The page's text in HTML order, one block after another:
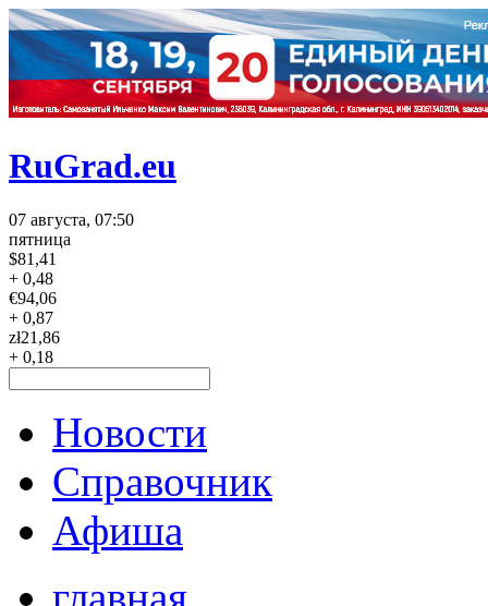
RuGrad.eu
07 августа, 07:50
пятница
$81,41
+ 0,48
€94,06
+ 0,87
zł21,86
+ 0,18
Новости
Справочник
Афиша
главная